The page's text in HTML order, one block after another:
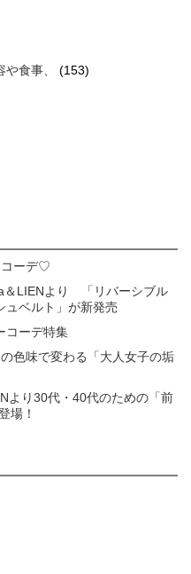
食事、
(153)
コーデ♡
＆LIENより 「リバーシブル
ュベルト」が新発売
コーデ特集
色味で変わる「大人女子の垢
より30代・40代のための「前
場！